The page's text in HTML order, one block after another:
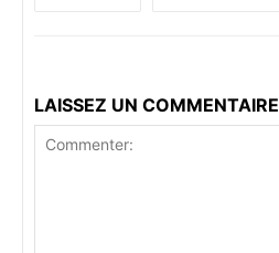
LAISSEZ UN COMMENTAIRE